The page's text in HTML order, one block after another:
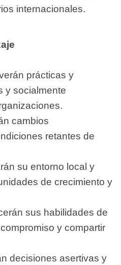
internacionales.
prácticas y
y socialmente
cambios
retantes de
su entorno local y
de crecimiento y
sus habilidades de
y compartir
decisiones asertivas y